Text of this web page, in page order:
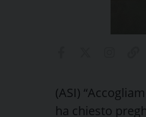
(ASI)
ha chiesto